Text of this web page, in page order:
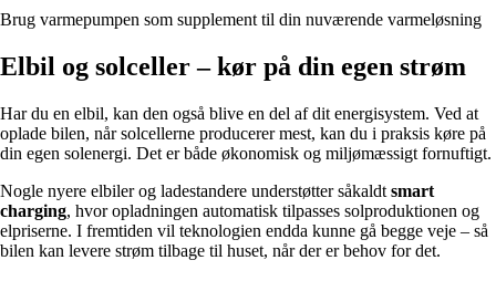
Brug varmepumpen som supplement til din nuværende varmeløsning
Elbil og solceller – kør på din egen strøm
Har du en elbil, kan den også blive en del af dit energisystem. Ved at
oplade bilen, når solcellerne producerer mest, kan du i praksis køre på
din egen solenergi. Det er både økonomisk og miljømæssigt fornuftigt.
Nogle nyere elbiler og ladestandere understøtter såkaldt smart
charging, hvor opladningen automatisk tilpasses solproduktionen og
elpriserne. I fremtiden vil teknologien endda kunne gå begge veje – så
bilen kan levere strøm tilbage til huset, når der er behov for det.